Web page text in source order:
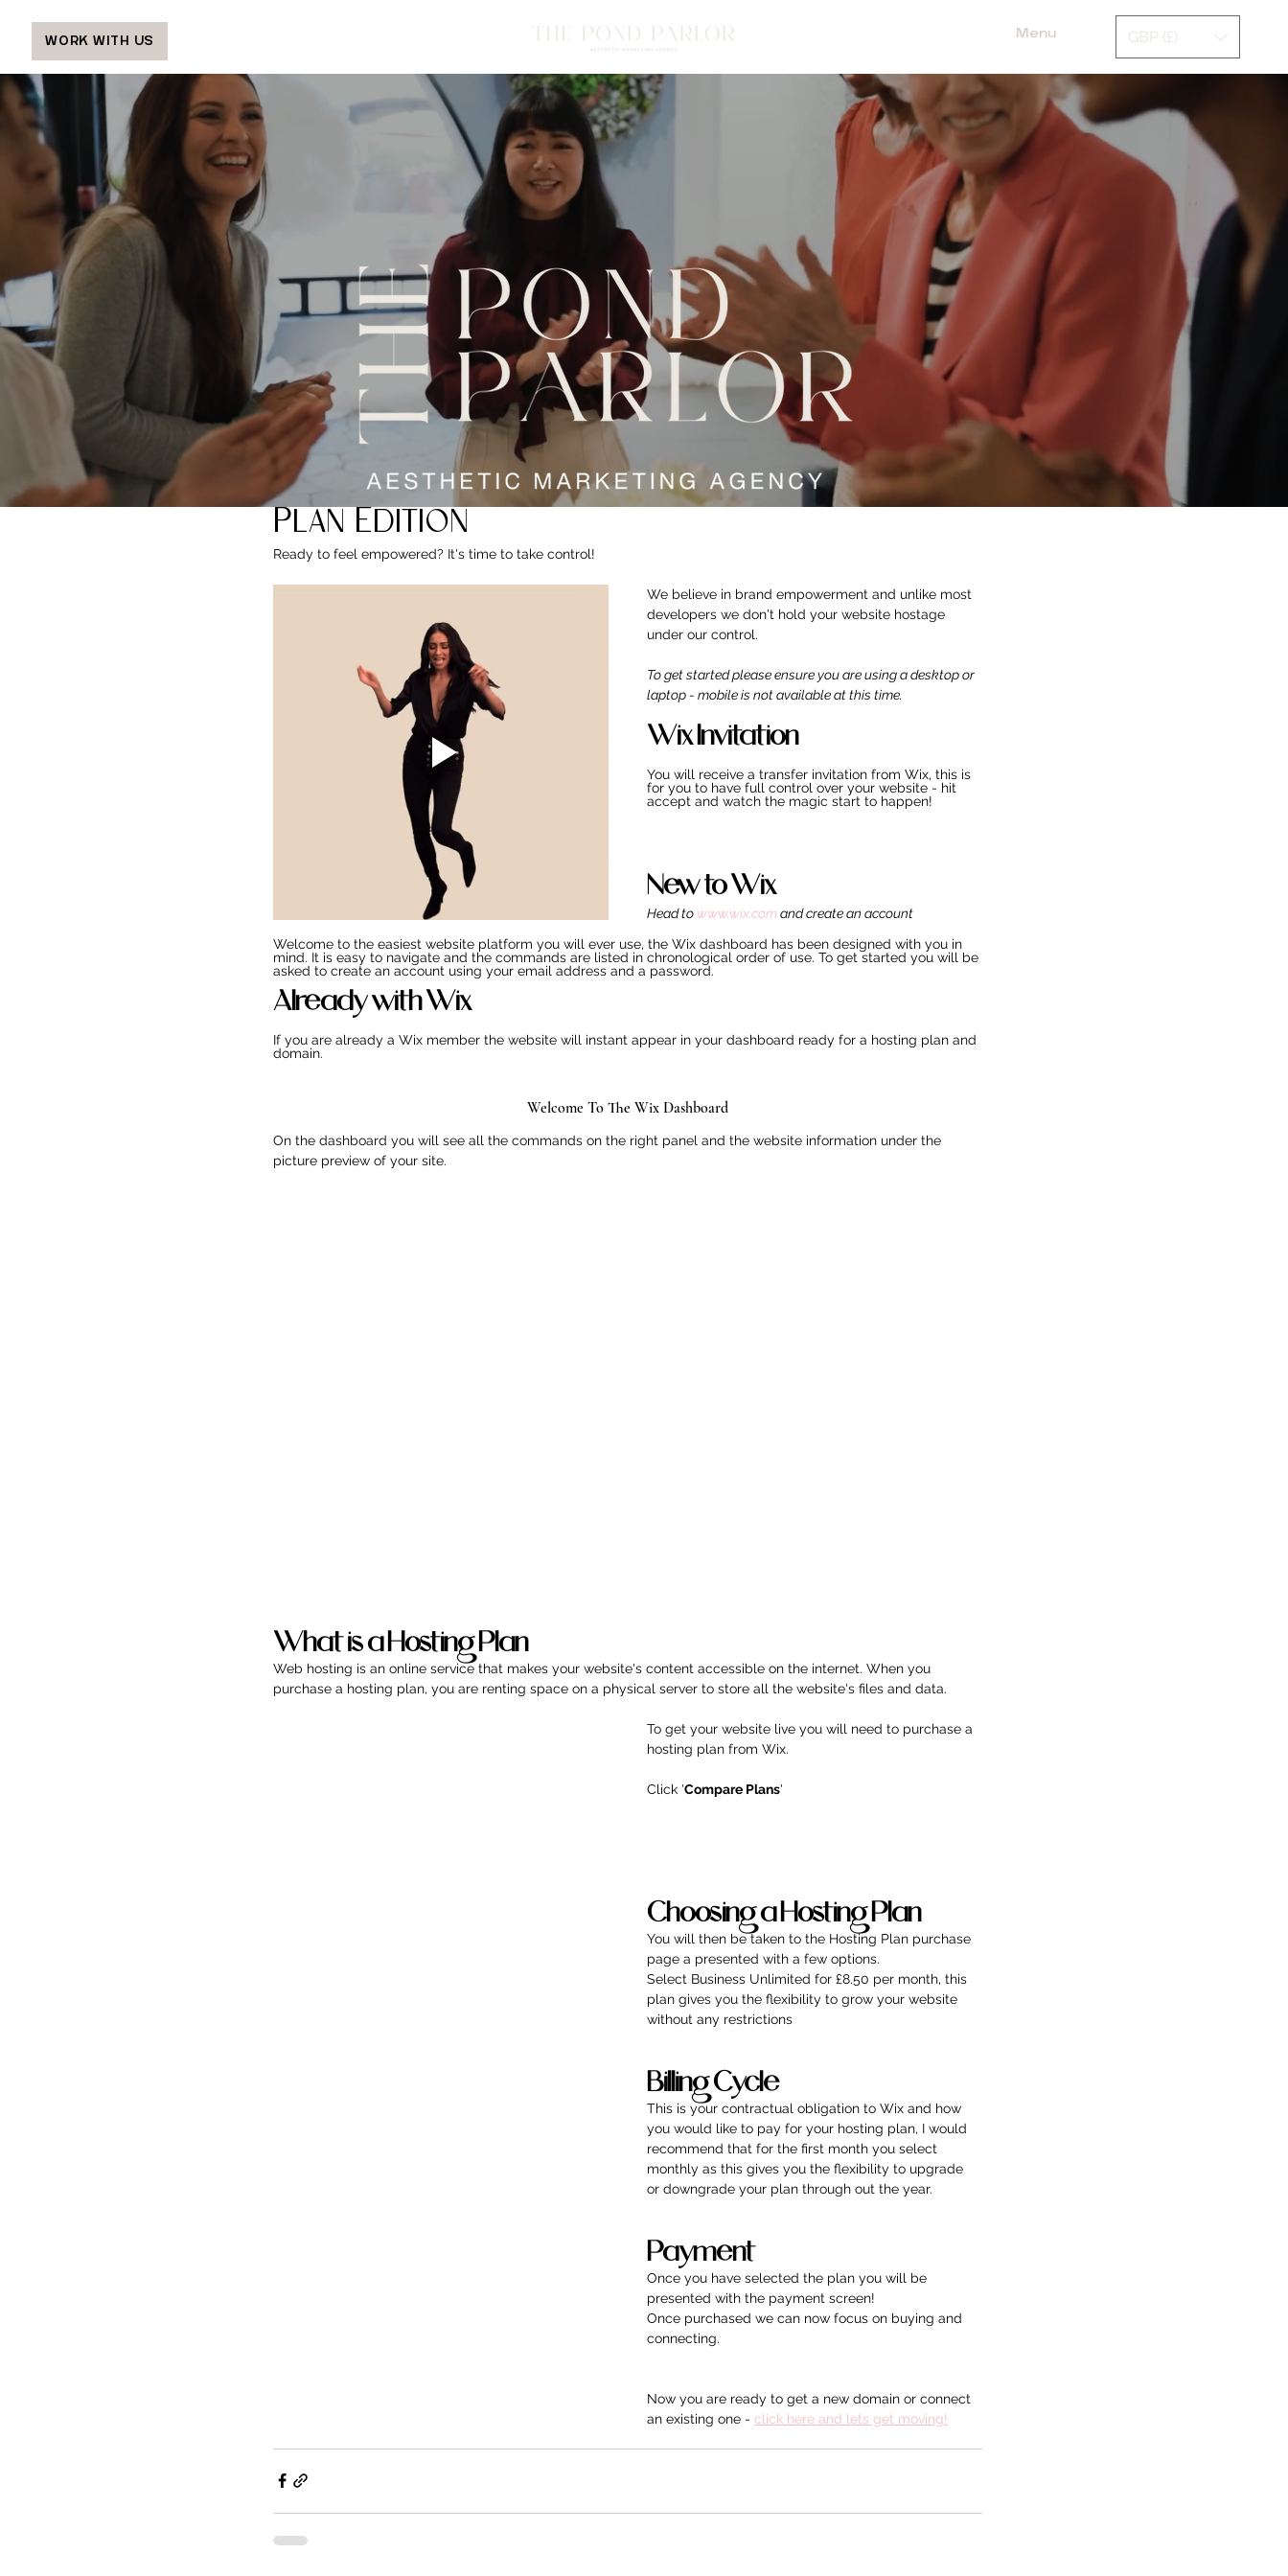
WORK WITH US
Menu GBP (£)
How To Go Live With Your Website - Hosting
Plan Edition
Ready to feel empowered? It's time to take control!
We believe in brand empowerment and unlike most
developers we don't hold your website hostage
under our control.
To get started please ensure you are using a desktop or
laptop - mobile is not available at this time.
Wix Invitation
You will receive a transfer invitation from Wix, this is
for you to have full control over your website - hit
accept and watch the magic start to happen!
New to Wix?
Head to www.wix.com and create an account
Welcome to the easiest website platform you will ever use, the Wix dashboard has been designed with you in
mind. It is easy to navigate and the commands are listed in chronological order of use. To get started you will be
asked to create an account using your email address and a password.
Already with Wix?
If you are already a Wix member the website will instant appear in your dashboard ready for a hosting plan and
domain.
Welcome To The Wix Dashboard
On the dashboard you will see all the commands on the right panel and the website information under the
picture preview of your site.
What is a Hosting Plan?
Web hosting is an online service that makes your website's content accessible on the internet. When you
purchase a hosting plan, you are renting space on a physical server to store all the website's files and data.
To get your website live you will need to purchase a
hosting plan from Wix.
Click 'Compare Plans'
Choosing a Hosting Plan
You will then be taken to the Hosting Plan purchase
page a presented with a few options.
Select Business Unlimited for £8.50 per month, this
plan gives you the flexibility to grow your website
without any restrictions
Billing Cycle
This is your contractual obligation to Wix and how
you would like to pay for your hosting plan, I would
recommend that for the first month you select
monthly as this gives you the flexibility to upgrade
or downgrade your plan through out the year.
Payment
Once you have selected the plan you will be
presented with the payment screen!
Once purchased we can now focus on buying and
connecting.
Now you are ready to get a new domain or connect
an existing one - click here and lets get moving!